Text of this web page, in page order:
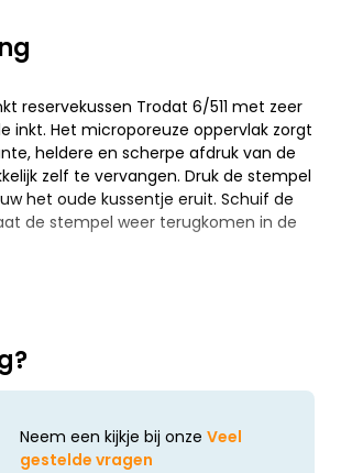
reservekussen Trodat 6/511 met zeer
inkt. Het microporeuze oppervlak zorgt
heldere en scherpe afdruk van de
zelf te vervangen. Druk de stempel
het oude kussentje eruit. Schuif de
de stempel weer terugkomen in de
Neem een kijkje bij onze Veel
gestelde vragen